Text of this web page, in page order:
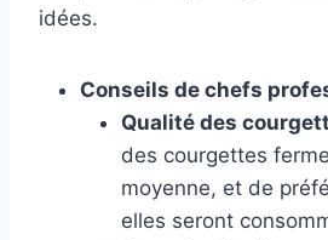
idées.
Conseils de chefs
Qualité des
des courgettes
moyenne, et de
elles seront